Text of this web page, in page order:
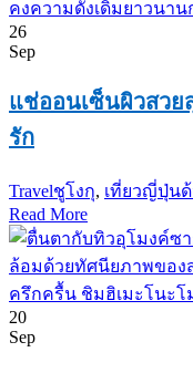
26
Sep
แช่ออนเซ็นผิวสวย
รัก
Travelชูโงกุ, เที่ยวญี่ปุ่นด้
Read More
20
Sep